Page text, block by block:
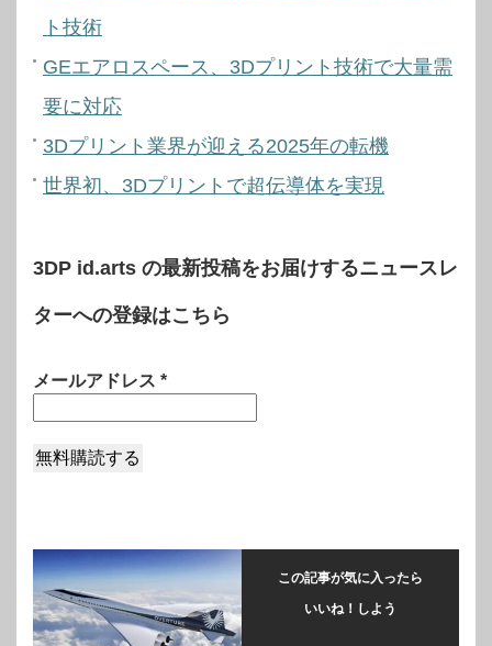
ト技術
GEエアロスペース、3Dプリント技術で大量需
要に対応
3Dプリント業界が迎える2025年の転機
世界初、3Dプリントで超伝導体を実現
3DP id.arts の最新投稿をお届けするニュースレ
ターへの登録はこちら
メールアドレス *
この記事が気に入ったら
いいね！しよう